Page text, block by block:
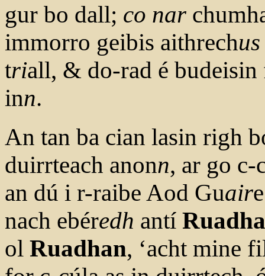
gur bo dall; co nar
immorro geibis aithrechus
triall, & do-rad é
inn.
An tan ba cian lasin righ
duirrteach anonn, ar go c-
an dú i r-raibe Aod Guair
nach ebéredh antí
ol Ruadhan, ‘acht mine